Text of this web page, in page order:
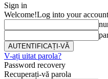
Sign in
Welcome!Log into your account
V-ați uitat parola?
Password recovery
Recuperați-vă parola